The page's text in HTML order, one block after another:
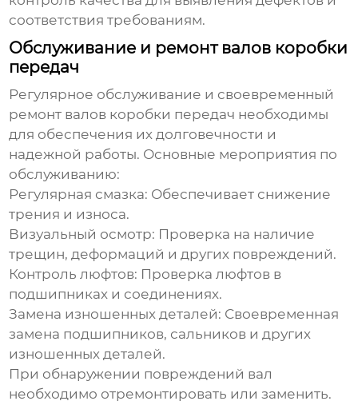
соответствия требованиям.
Обслуживание и ремонт валов коробки
передач
Регулярное обслуживание и своевременный
ремонт валов коробки передач необходимы
для обеспечения их долговечности и
надежной работы. Основные мероприятия по
обслуживанию:
Регулярная смазка: Обеспечивает снижение
трения и износа.
Визуальный осмотр: Проверка на наличие
трещин, деформаций и других повреждений.
Контроль люфтов: Проверка люфтов в
подшипниках и соединениях.
Замена изношенных деталей: Своевременная
замена подшипников, сальников и других
изношенных деталей.
При обнаружении повреждений вал
необходимо отремонтировать или заменить.